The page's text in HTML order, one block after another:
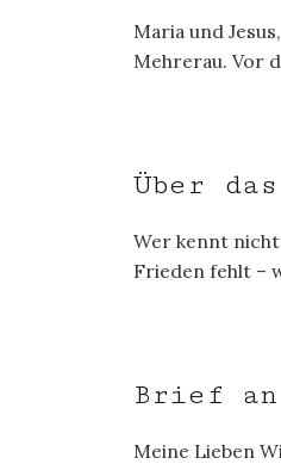
Maria und
Mehrerau. Vor
Über
Wer kennt
Frieden fehlt –
Brief
Meine Lieben